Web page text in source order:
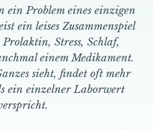
ein Problem eines einzigen
ein leises Zusammenspiel
Prolaktin, Stress, Schlaf,
einem Medikament.
sieht, findet oft mehr
ein einzelner Laborwert